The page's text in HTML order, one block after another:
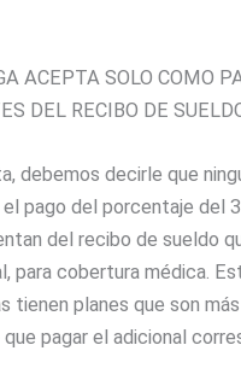
ACEPTA SOLO COMO
DEL RECIBO DE
debemos decirle que
pago del porcentaje del
del recibo de sueldo
para cobertura médica.
tienen planes que son
pagar el adicional